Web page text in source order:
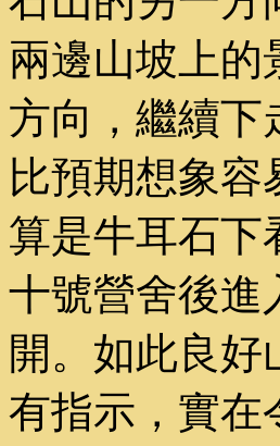
兩邊山坡上的
方向，繼續下
比預期想象
算是牛耳石下
十號營舍後進
開。如此良
有指示，實在